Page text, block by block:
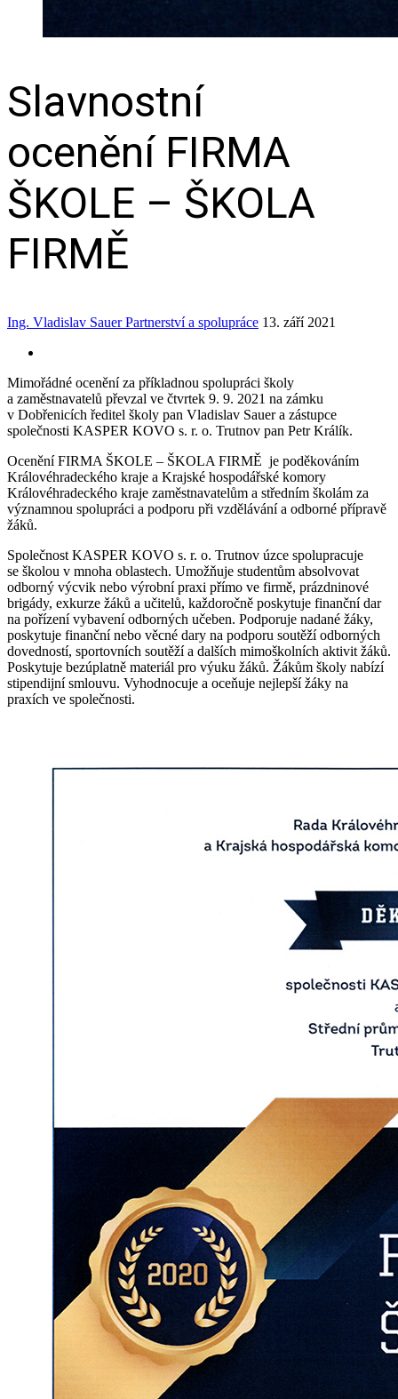
Slavnostní
ocenění FIRMA
ŠKOLE – ŠKOLA
FIRMĚ
Ing. Vladislav Sauer Partnerství a spolupráce 13. září 2021
Mimořádné ocenění za příkladnou spolupráci školy
a zaměstnavatelů převzal ve čtvrtek 9. 9. 2021 na zámku
v Dobřenicích ředitel školy pan Vladislav Sauer a zástupce
společnosti KASPER KOVO s. r. o. Trutnov pan Petr Králík.
Ocenění FIRMA ŠKOLE – ŠKOLA FIRMĚ je poděkováním
Královéhradeckého kraje a Krajské hospodářské komory
Královéhradeckého kraje zaměstnavatelům a středním školám za
významnou spolupráci a podporu při vzdělávání a odborné přípravě
žáků.
Společnost KASPER KOVO s. r. o. Trutnov úzce spolupracuje
se školou v mnoha oblastech. Umožňuje studentům absolvovat
odborný výcvik nebo výrobní praxi přímo ve firmě, prázdninové
brigády, exkurze žáků a učitelů, každoročně poskytuje finanční dar
na pořízení vybavení odborných učeben. Podporuje nadané žáky,
poskytuje finanční nebo věcné dary na podporu soutěží odborných
dovedností, sportovních soutěží a dalších mimoškolních aktivit žáků.
Poskytuje bezúplatně materiál pro výuku žáků. Žákům školy nabízí
stipendijní smlouvu. Vyhodnocuje a oceňuje nejlepší žáky na
praxích ve společnosti.